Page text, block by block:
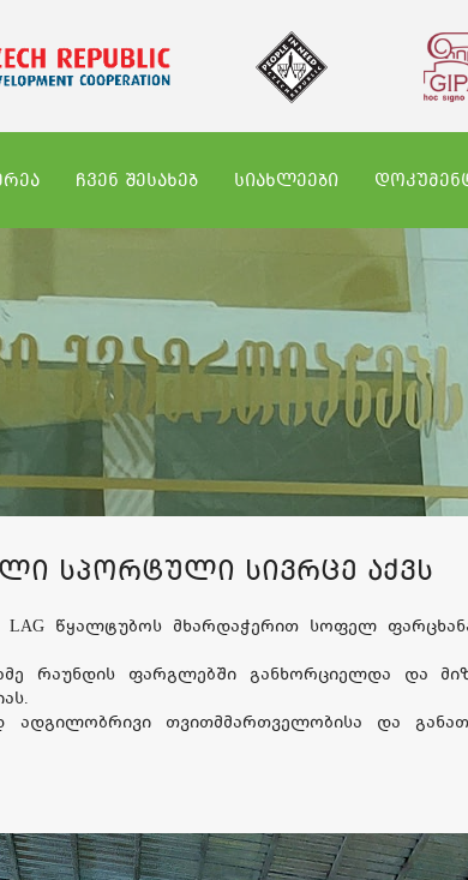
ᲩᲕᲔᲜ ᲨᲔᲡᲐᲮᲔᲑ ᲡᲘᲐᲮᲚᲔᲔᲑᲘ
სპორტული სივრცე აქვს
LAG წყალტუბოს მხარდაჭერით სოფელ
რაუნდის ფარგლებში განხორციელდა და
თვითმმართველობისა და